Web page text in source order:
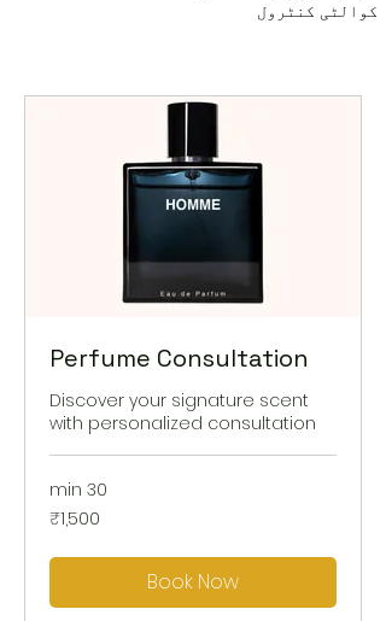
کوالٹی کنٹرول
Perfume Consultation
Discover your signature scent
with personalized consultation
30 min
₹1,500
Book Now